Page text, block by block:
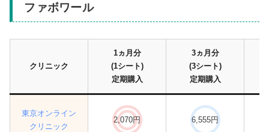
ファボワール
クリニック
1ヵ月分
(1シート)
定期購入
3ヵ月分
(3シート)
定期購入
東京オンライン
クリニック
2,070円 6,555円